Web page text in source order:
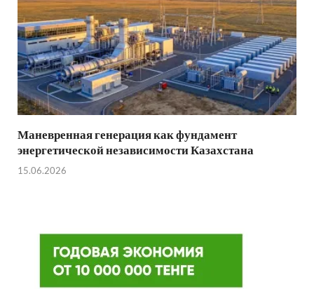
Маневренная генерация как фундамент
энергетической независимости Казахстана
15.06.2026